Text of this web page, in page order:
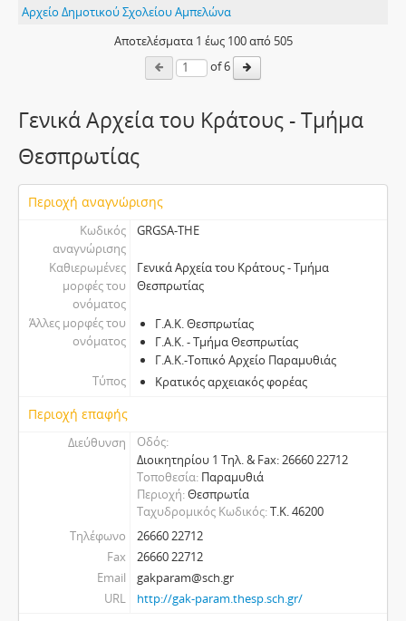
Αρχείο Δημοτικού Σχολείου Αμπελώνα
Αποτελέσματα 1 έως 100από 505
of 6
Γενικά Αρχεία του Κράτους - Τμήμα
Θεσπρωτίας
Περιοχή αναγνώρισης
Κωδικός
αναγνώρισης
GRGSA-THE
Καθιερωμένες
μορφές του
ονόματος
Γενικά Αρχεία του Κράτους - Τμήμα
Θεσπρωτίας
Άλλες μορφές του
ονόματος
Γ.Α.Κ. Θεσπρωτίας
Γ.Α.Κ. - Τμήμα Θεσπρωτίας
Γ.Α.Κ.-Τοπικό Αρχείο Παραμυθιάς
Τύπος
Κρατικός αρχειακός φορέας
Περιοχή επαφής
Διεύθυνση
Οδός
Διοικητηρίου 1 Τηλ. & Fax: 26660 22712
Τοποθεσία Παραμυθιά
Περιοχή Θεσπρωτία
Ταχυδρομικός Κωδικός Τ.Κ. 46200
Τηλέφωνο
26660 22712
Fax
26660 22712
Email
gakparam@sch.gr
URL
http://gak-param.thesp.sch.gr/